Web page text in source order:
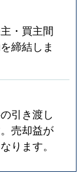
・買主間
締結しま
引き渡し
売却益が
ります。